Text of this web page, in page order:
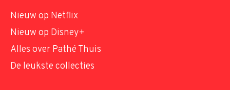
Nieuw op Netflix
Nieuw op Disney+
Alles over Pathé Thuis
De leukste collecties